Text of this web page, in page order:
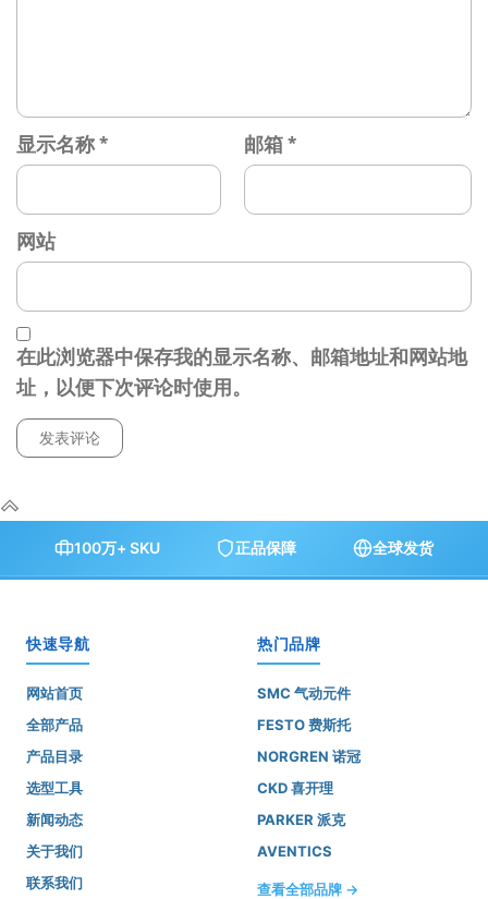
显示名称* 邮箱*
网站
在此浏览器中保存我的显示名称、邮箱地址和网站地
址，以便下次评论时使用。
100万+ SKU 正品保障 全球发货
快速导航
网站首页
全部产品
产品目录
选型工具
新闻动态
关于我们
联系我们
热门品牌
SMC 气动元件
FESTO 费斯托
NORGREN 诺冠
CKD 喜开理
PARKER 派克
AVENTICS
查看全部品牌 →